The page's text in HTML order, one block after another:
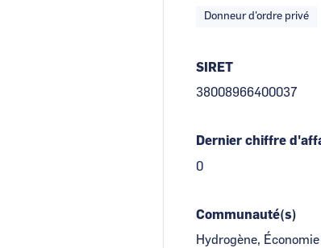
Donneur d'ordre privé
SIRET
38008966400037
Dernier chiffre
0
Communauté(s)
Hydrogène,